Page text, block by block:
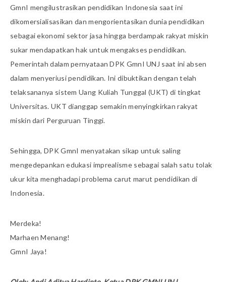
GmnI mengilustrasikan pendidikan Indonesia saat ini
dikomersialisasikan dan mengorientasikan dunia pendidikan
sebagai ekonomi sektor jasa hingga berdampak rakyat miskin
sukar mendapatkan hak untuk mengakses pendidikan.
Pemerintah dalam pernyataan DPK GmnI UNJ saat ini absen
dalam menyeriusi pendidikan. Ini dibuktikan dengan telah
telaksananya sistem Uang Kuliah Tunggal (UKT) di tingkat
Universitas. UKT dianggap semakin menyingkirkan rakyat
miskin dari Perguruan Tinggi.
Sehingga, DPK GmnI menyatakan sikap untuk saling
mengedepankan edukasi imprealisme sebagai salah satu tolak
ukur kita menghadapi problema carut marut pendidikan di
Indonesia.
Merdeka!
Marhaen Menang!
GmnI Jaya!